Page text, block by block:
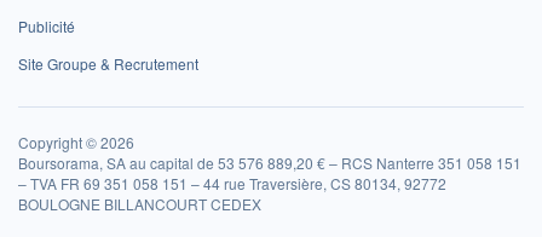
Publicité
Site Groupe & Recrutement
Copyright © 2026
Boursorama, SA au capital de 53 576 889,20 € – RCS Nanterre 351 058 151
– TVA FR 69 351 058 151 – 44 rue Traversière, CS 80134, 92772
BOULOGNE BILLANCOURT CEDEX